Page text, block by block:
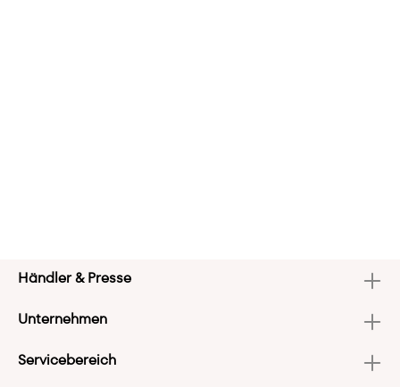
Händler & Presse
Unternehmen
Servicebereich